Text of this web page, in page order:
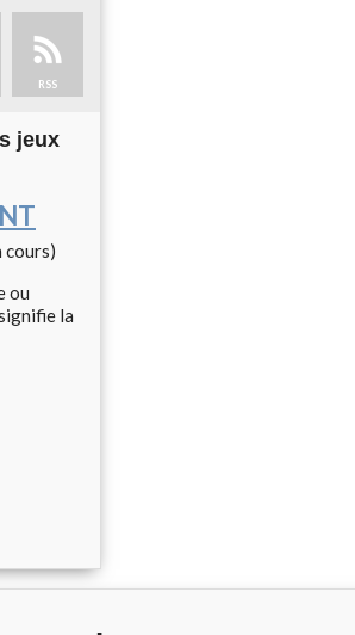
RSS
jeux
cours)
ou
la